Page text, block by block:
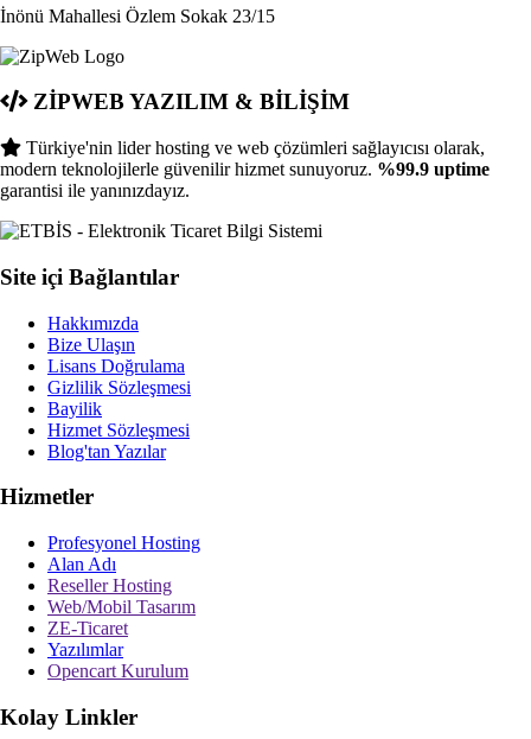
İnönü Mahallesi Özlem Sokak 23/15
ZİPWEB YAZILIM & BİLİŞİM
Türkiye'nin lider hosting ve web çözümleri sağlayıcısı olarak,
modern teknolojilerle güvenilir hizmet sunuyoruz. %99.9 uptime
garantisi ile yanınızdayız.
Site içi Bağlantılar
Hakkımızda
Bize Ulaşın
Lisans Doğrulama
Gizlilik Sözleşmesi
Bayilik
Hizmet Sözleşmesi
Blog'tan Yazılar
Hizmetler
Profesyonel Hosting
Alan Adı
Reseller Hosting
Web/Mobil Tasarım
ZE-Ticaret
Yazılımlar
Opencart Kurulum
Kolay Linkler